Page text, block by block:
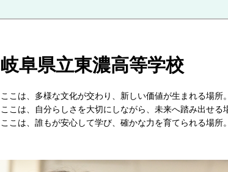
岐阜県立東濃高等学校
ここは、多様な文化が交わり、新しい
ここは、自分らしさを大切にしながら、
ここは、誰もが安心して学び、確かな力を育てられる場所。